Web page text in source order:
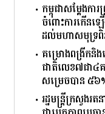
កម្ពុជាសម្តែងការ
ចំពោះការកើនឡ
ដល់មហាសមុទ្រ
គម្រោងពង្រីកនិង
ជាតិលេខ៧ជា៤គ
សម្រេចបាន ៥
រដ្ឋមន្ត្រីក្រសួងរត